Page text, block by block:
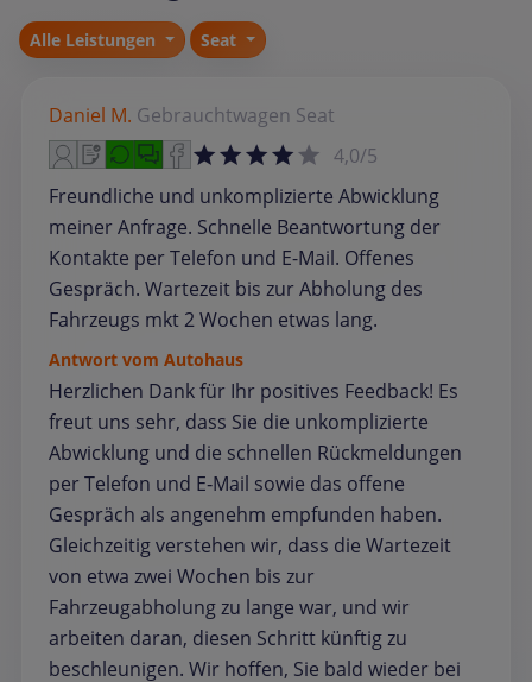
Alle Leistungen Seat
Daniel M. Gebrauchtwagen Seat
4,0/5
Freundliche und unkomplizierte Abwicklung
meiner Anfrage. Schnelle Beantwortung der
Kontakte per Telefon und E-Mail. Offenes
Gespräch. Wartezeit bis zur Abholung des
Fahrzeugs mkt 2 Wochen etwas lang.
Antwort vom Autohaus
Herzlichen Dank für Ihr positives Feedback! Es
freut uns sehr, dass Sie die unkomplizierte
Abwicklung und die schnellen Rückmeldungen
per Telefon und E‑Mail sowie das offene
Gespräch als angenehm empfunden haben.
Gleichzeitig verstehen wir, dass die Wartezeit
von etwa zwei Wochen bis zur
Fahrzeugabholung zu lange war, und wir
arbeiten daran, diesen Schritt künftig zu
beschleunigen. Wir hoffen, Sie bald wieder bei